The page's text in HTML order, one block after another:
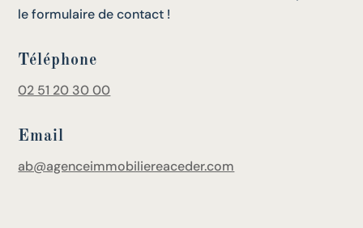
le formulaire de contact !
Téléphone
02 51 20 30 00
Email
ab@agenceimmobiliereaceder.com